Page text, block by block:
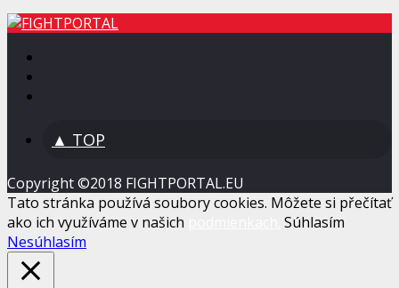
▲ TOP
Copyright ©2018 FIGHTPORTAL.EU
Tato stránka používá soubory cookies. Môžete si přečítať
ako ich využíváme v našich
Súhlasím
Nesúhlasím